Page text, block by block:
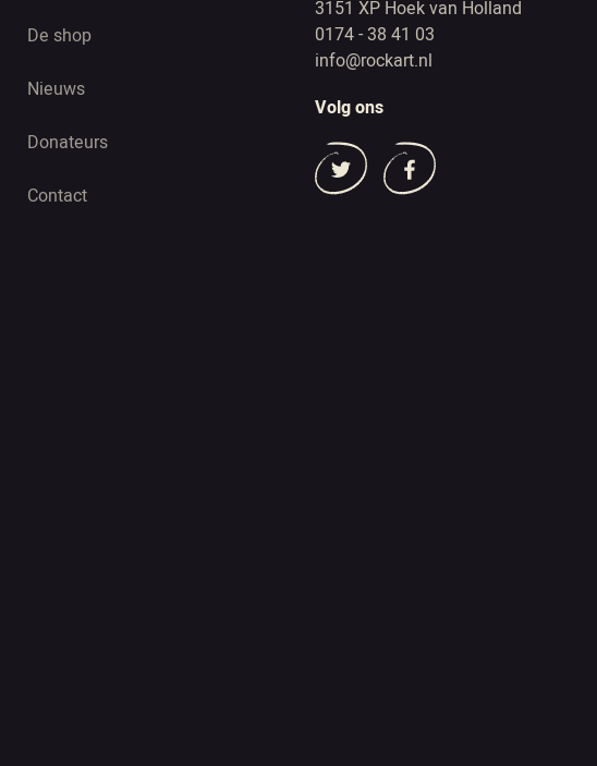
De shop
Nieuws
Donateurs
Contact
3151 XP Hoek van Holland
0174 - 38 41 03
info@rockart.nl
Volg ons